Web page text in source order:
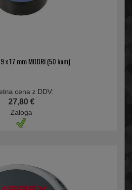
x 17 mm MODRI (50 kom)
cena z DDV:
27,80 €
Zaloga